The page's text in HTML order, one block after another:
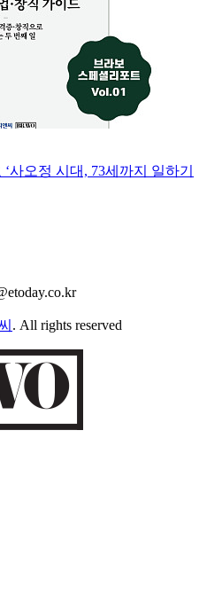
사오정 시대, 73세까지 일하기
. All rights reserved